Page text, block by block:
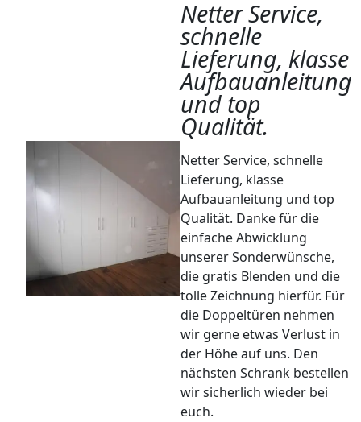
Netter Service,
schnelle
Lieferung, klasse
Aufbauanleitung
und top
Qualität.
Netter Service, schnelle
Lieferung, klasse
Aufbauanleitung und top
Qualität. Danke für die
einfache Abwicklung
unserer Sonderwünsche,
die gratis Blenden und die
tolle Zeichnung hierfür. Für
die Doppeltüren nehmen
wir gerne etwas Verlust in
der Höhe auf uns. Den
nächsten Schrank bestellen
wir sicherlich wieder bei
euch.